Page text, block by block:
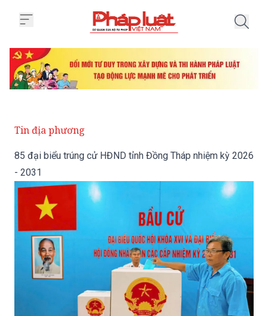
Tin địa phương
85 đại biểu trúng cử HĐND tỉnh Đồng Tháp nhiệm kỳ 2026
- 2031